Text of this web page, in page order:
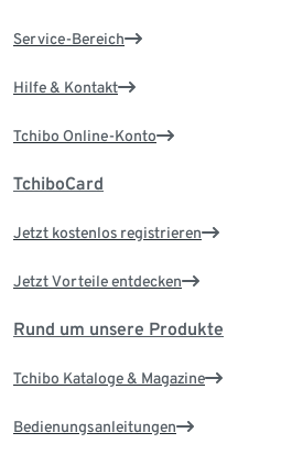
Service-Bereich
Hilfe & Kontakt
Tchibo Online-Konto
TchiboCard
Jetzt kostenlos registrieren
Jetzt Vorteile entdecken
Rund um unsere Produkte
Tchibo Kataloge & Magazine
Bedienungsanleitungen